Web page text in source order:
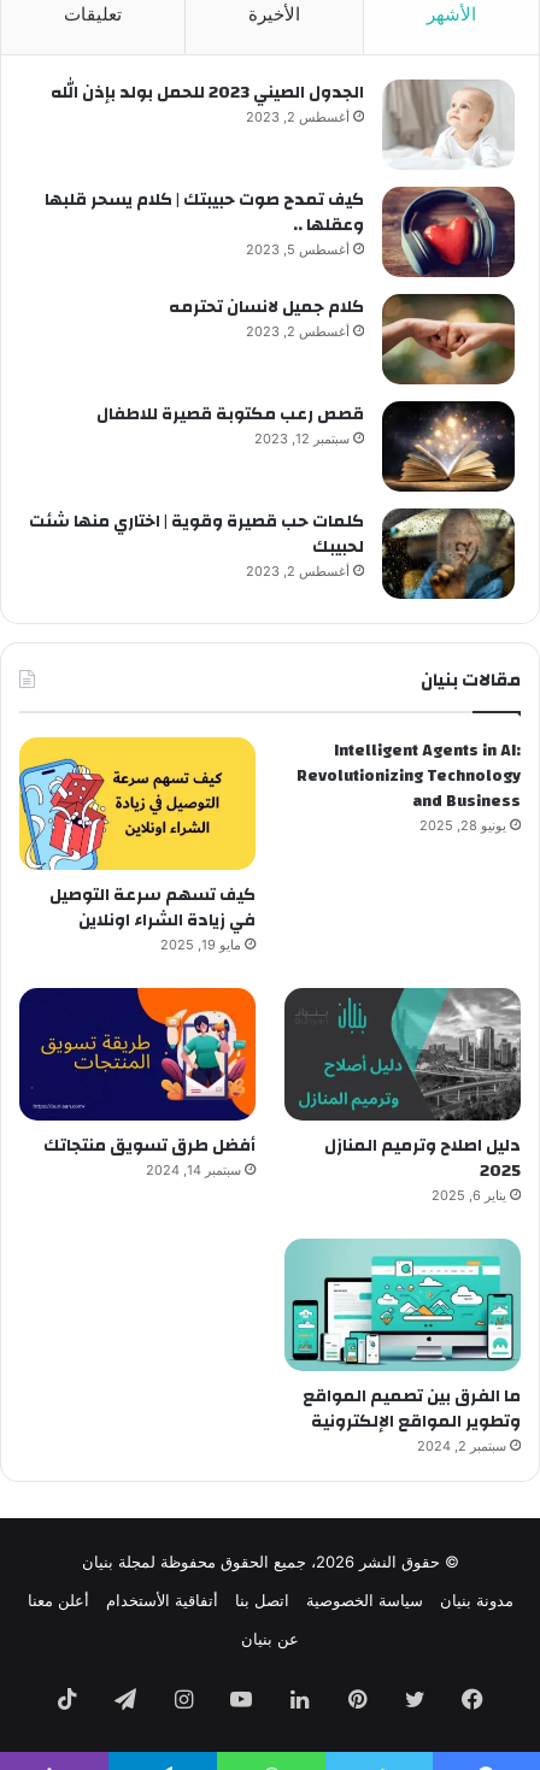
الأشهر الأخيرة تعليقات
الجدول الصيني 2023 للحمل بولد بإذن الله
أغسطس 2, 2023
كيف تمدح صوت حبيبتك | كلام يسحر قلبها
وعقلها ..
أغسطس 5, 2023
كلام جميل لانسان تحترمه
أغسطس 2, 2023
قصص رعب مكتوبة قصيرة للاطفال
سبتمبر 12, 2023
كلمات حب قصيرة وقوية | اختاري منها شئت
لحبيبك
أغسطس 2, 2023
مقالات بنيان
Intelligent Agents in AI:
Revolutionizing Technology
and Business
يونيو 28, 2025
كيف تسهم سرعة التوصيل
في زيادة الشراء اونلاين
مايو 19, 2025
دليل اصلاح وترميم المنازل
2025
يناير 6, 2025
أفضل طرق تسويق منتجاتك
سبتمبر 14, 2024
ما الفرق بين تصميم المواقع
وتطوير المواقع الإلكترونية
سبتمبر 2, 2024
© حقوق النشر 2026، جميع الحقوق محفوظة لمجلة بنيان
مدونة بنيان
سياسة الخصوصية اتصل بنا أتفاقية الأستخدام
أعلن معنا
عن بنيان
فيسبوك تويتر بينتيريستلينكدإنيوتيوبانستقرامتيلقرام